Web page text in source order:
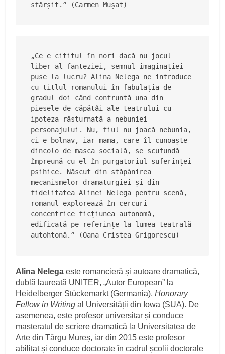
sfârșit.” (Carmen Mușat)
„Ce e cititul în nori dacă nu jocul
liber al fanteziei, semnul imaginației
puse la lucru? Alina Nelega ne introduce
cu titlul romanului în fabulația de
gradul doi când confruntă una din
piesele de căpătâi ale teatrului cu
ipoteza răsturnată a nebuniei
personajului. Nu, fiul nu joacă nebunia,
ci e bolnav, iar mama, care îl cunoaște
dincolo de masca socială, se scufundă
împreună cu el în purgatoriul suferinței
psihice. Născut din stăpânirea
mecanismelor dramaturgiei și din
fidelitatea Alinei Nelega pentru scenă,
romanul explorează în cercuri
concentrice ficțiunea autonomă,
edificată pe referințe la lumea teatrală
autohtonă.” (Oana Cristea Grigorescu)
Alina Nelega este romancieră și autoare dramatică,
dublă laureată UNITER, „Autor European” la
Heidelberger Stückemarkt (Germania),Honorary
Fellow in Writing al Universității din Iowa (SUA). De
asemenea, este profesor universitar și conduce
masteratul de scriere dramatică la Universitatea de
Arte din Târgu Mureș, iar din 2015 este profesor
abilitat și conduce doctorate în cadrul școlii doctorale